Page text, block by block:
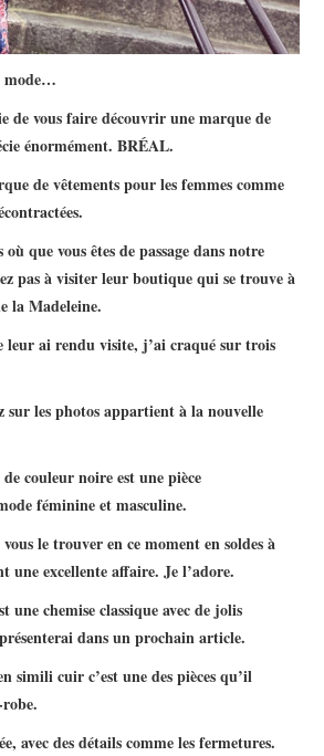
mode…
de vous faire découvrir une marque de
énormément. BRÉAL.
de vêtements pour les femmes comme
que vous êtes de passage dans notre
pas à visiter leur boutique qui se trouve à
la Madeleine.
leur ai rendu visite, j’ai craqué sur trois
sur les photos appartient à la nouvelle
couleur noire est une pièce
féminine et masculine.
le trouver en ce moment en soldes à
une excellente affaire. Je l’adore.
une chemise classique avec de jolis
dans un prochain article.
simili cuir c’est une des pièces qu’il
avec des détails comme les fermetures.